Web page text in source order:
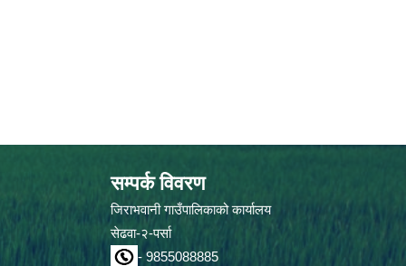
सम्पर्क विवरण
जिराभवानी गाउँपालिकाको कार्यालय
सेढवा-२-पर्सा
- 9855088885